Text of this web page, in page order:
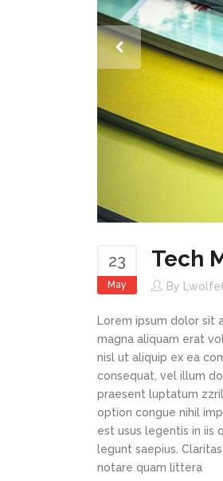
23
May
Tech
By
Lorem ipsum dolor sit
magna aliquam erat
nisl ut aliquip ex ea
consequat, vel illum
praesent luptatum
option congue nihil
est usus legentis in iis
legunt saepius.
notare quam littera